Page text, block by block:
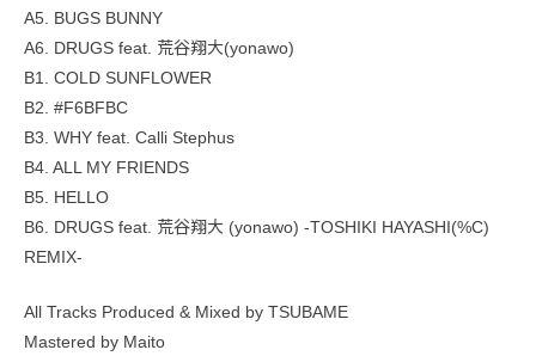
A5. BUGS BUNNY
A6. DRUGS feat. 荒谷翔大(yonawo)
B1. COLD SUNFLOWER
B2. #F6BFBC
B3. WHY feat. Calli Stephus
B4. ALL MY FRIENDS
B5. HELLO
B6. DRUGS feat. 荒谷翔大 (yonawo) -TOSHIKI HAYASHI(%C)
REMIX-
All Tracks Produced & Mixed by TSUBAME
Mastered by Maito